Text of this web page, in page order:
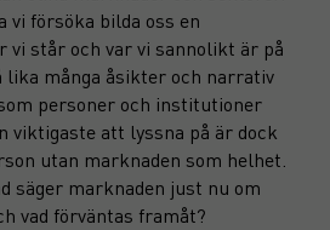
försöka bilda oss en
vi står och var vi sannolikt är på
lika många åsikter och narrativ
personer och institutioner
viktigaste att lyssna på är dock
utan marknaden som helhet.
säger marknaden just nu om
vad förväntas framåt?